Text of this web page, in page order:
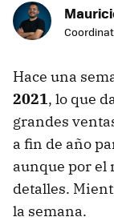
Hace una
2021, lo que
grandes
a fin de año
aunque por el
detalles.
la semana.